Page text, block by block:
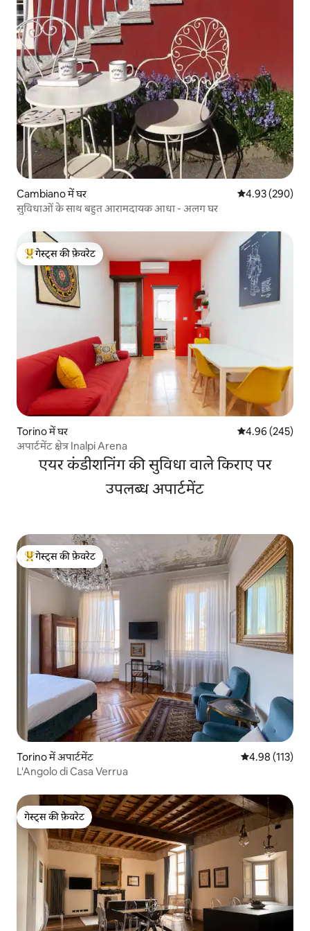
Cambiano में घर औसत रेटिंग 5 में से
4.93 (290)
सुविधाओं के साथ बहुत आरामदायक आधा - अलग घर
गेस्ट्स का टॉप फ़ेवरेट
गेस्ट्स की फ़ेवरेट
Torino में घर औसत रेटिंग 5 में से
4.96 (245)
अपार्टमेंट क्षेत्र Inalpi Arena
एयर कंडीशनिंग की सुविधा वाले किराए पर
उपलब्ध अपार्टमेंट
गेस्ट्स का टॉप फ़ेवरेट
गेस्ट्स की फ़ेवरेट
Torino में अपार्टमेंट औसत रेटिंग 5 में से
4.98 (113)
L'Angolo di Casa Verrua
गेस्ट्स की फ़ेवरेट
गेस्ट्स की फ़ेवरेट